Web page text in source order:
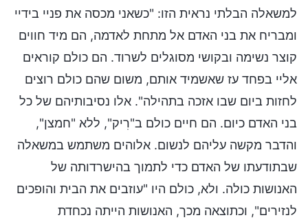
למשאלה הבלתי נראית הזו: "כשאני מכסה את פניי בידיי
ומבריח את בני האדם אל מתחת לאדמה, הם מיד חווים
קוצר נשימה ובקושי מסוגלים לשרוד. הם כולם קוראים
אליי בפחד עז שאשמיד אותם, משום שהם כולם רוצים
לחזות ביום שבו אזכה בתהילה". אלו נסיבותיהם של כל
בני האדם כיום. הם חיים כולם ב"רִיק", ללא "חמצן",
והדבר מקשה עליהם לנשום. אלוהים משתמש במשאלה
שבתודעתו של האדם כדי לתמוך בהישרדותה של
האנושות כולה. ולא, כולם היו "עוזבים את הבית והופכים
לנזירים", וכתוצאה מכך, האנושות הייתה נכחדת